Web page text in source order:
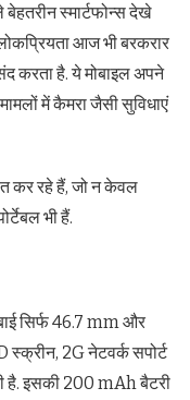
स्मार्टफोन्स देखे
आज भी बरकरार
करता है. ये मोबाइल अपने
में कैमरा जैसी सुविधाएं
कर रहे हैं, जो न केवल
भी हैं.
सिर्फ 46.7 mm और
स्क्रीन, 2G नेटवर्क सपोर्ट
है. इसकी 200 mAh बैटरी